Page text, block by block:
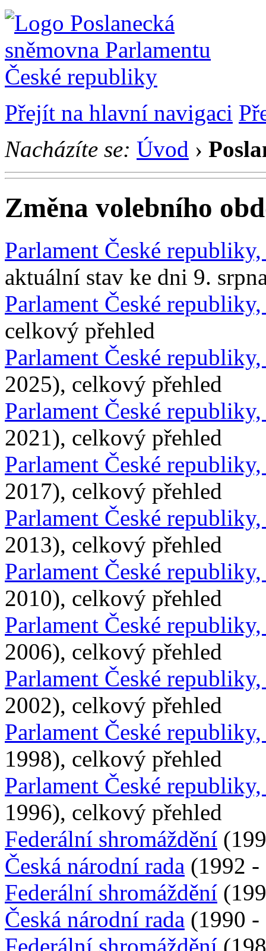
Přejít na hlavní navigaci
Nacházíte se: Úvod ›
Změna volebního
Parlament České
aktuální stav ke dni 9.
Parlament České
celkový přehled
Parlament České
2025), celkový přehled
Parlament České
2021), celkový přehled
Parlament České
2017), celkový přehled
Parlament České
2013), celkový přehled
Parlament České
2010), celkový přehled
Parlament České
2006), celkový přehled
Parlament České
2002), celkový přehled
Parlament České
1998), celkový přehled
Parlament České
1996), celkový přehled
Federální shromáždění
Česká národní rada (1992 -
Federální shromáždění
Česká národní rada (1990 -
Federální shromáždění